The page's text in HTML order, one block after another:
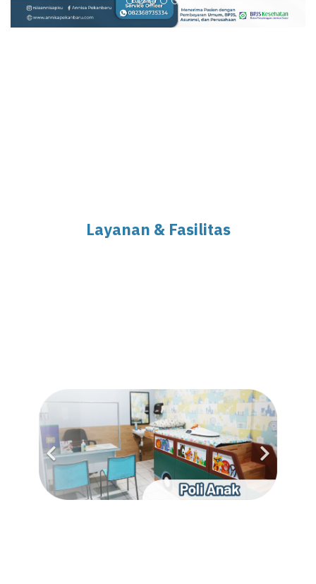
Layanan & Fasilitas